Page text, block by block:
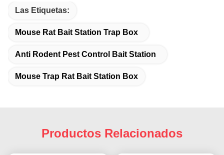
Las Etiquetas:
Mouse Rat Bait Station Trap Box
Anti Rodent Pest Control Bait Station
Mouse Trap Rat Bait Station Box
Productos Relacionados